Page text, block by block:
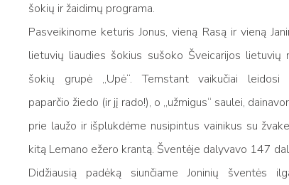
šokių ir žaidimų programa.
Pasveikinome keturis Jonus, vieną Rasą ir vieną
lietuvių liaudies šokius sušoko Šveicarijos lietuvių
šokių grupė „Upė“. Temstant vaikučiai leidosi
paparčio žiedo (ir jį rado!), o „užmigus“ saulei,
prie laužo ir išplukdėme nusipintus vainikus su
kitą Lemano ežero krantą. Šventėje dalyvavo 147
Didžiausią padėką siunčiame Joninių šventės